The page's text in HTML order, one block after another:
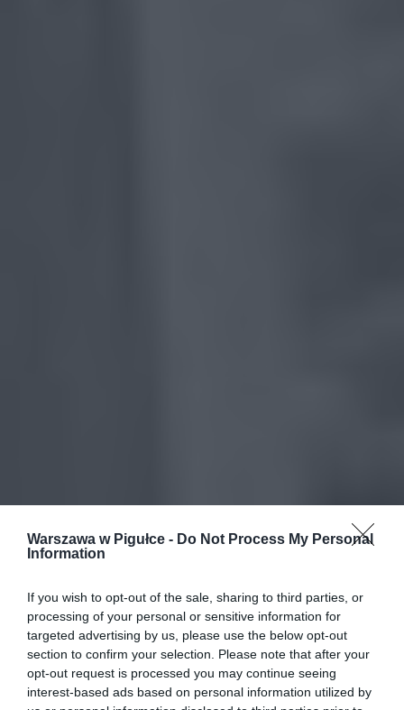
Warszawa w Pigułce - Do Not Process My Personal
Information
If you wish to opt-out of the sale, sharing to third parties, or
processing of your personal or sensitive information for
targeted advertising by us, please use the below opt-out
section to confirm your selection. Please note that after your
opt-out request is processed you may continue seeing
interest-based ads based on personal information utilized by